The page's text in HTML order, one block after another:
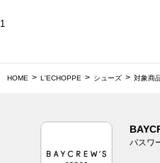
1
HOME L'ECHOPPE シューズ 対象商
パスワ